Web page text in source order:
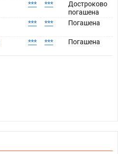
*** ***
Достроково
погашена
*** *** Погашена
*** *** Погашена